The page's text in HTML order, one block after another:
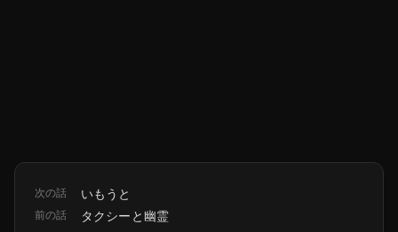
次の話 いもうと
前の話 タクシーと幽霊